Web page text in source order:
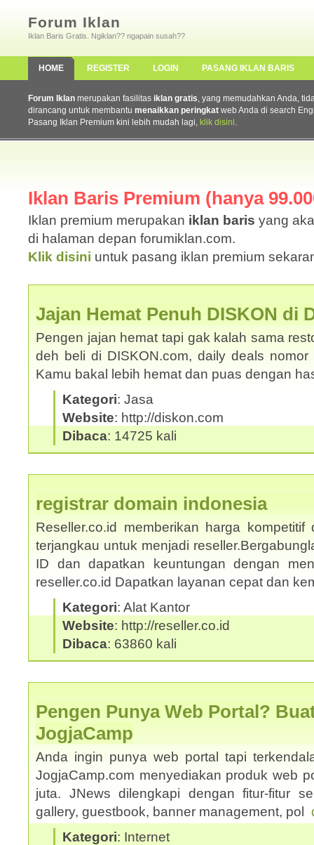
Forum Iklan
Iklan Baris Gratis. Ngiklan?? ngapain susah??
HOME REGISTER LOGIN PASANG IKLAN BARIS
Forum Iklan merupakan fasilitas iklan gratis, yang memudahkan Anda,
dirancang untuk membantu menaikkan peringkat web Anda di search
Pasang Iklan Premium kini lebih mudah lagi, klik disini.
Iklan Baris Premium (hanya
Iklan premium merupakan iklan baris yang
di halaman depan forumiklan.com.
Klik disini untuk pasang iklan premium
Jajan Hemat Penuh DISKON di
Pengen jajan hemat tapi gak kalah sama
deh beli di DISKON.com, daily deals
Kamu bakal lebih hemat dan puas dengan
Kategori: Jasa
Website: http://diskon.com
Dibaca: 14725 kali
registrar domain indonesia
Reseller.co.id memberikan harga
terjangkau untuk menjadi
ID dan dapatkan keuntungan dengan
reseller.co.id Dapatkan layanan cepat dan
Kategori: Alat Kantor
Website: http://reseller.co.id
Dibaca: 63860 kali
Pengen Punya Web Portal?
JogjaCamp
Anda ingin punya web portal tapi
JogjaCamp.com menyediakan produk web
juta. JNews dilengkapi dengan fitur-fitur
gallery, guestbook, banner management, pol
Kategori: Internet